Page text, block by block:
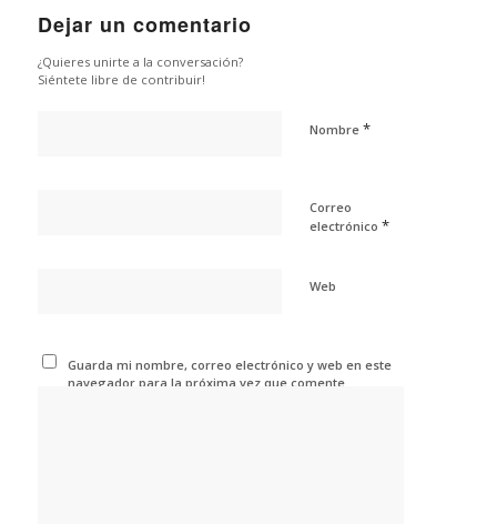
Dejar un comentario
¿Quieres unirte a la conversación?
Siéntete libre de contribuir!
Nombre *
Correo
electrónico *
Web
Guarda mi nombre, correo electrónico y web en este
navegador para la próxima vez que comente.